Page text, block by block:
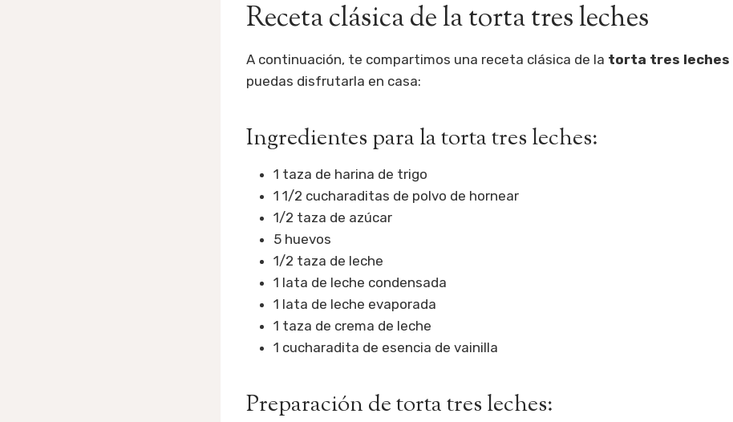
Receta clásica de la torta tres leches
A continuación, te compartimos una receta clásica de la torta tres leches
puedas disfrutarla en casa:
Ingredientes para la torta tres leches:
1 taza de harina de trigo
1 1/2 cucharaditas de polvo de hornear
1/2 taza de azúcar
5 huevos
1/2 taza de leche
1 lata de leche condensada
1 lata de leche evaporada
1 taza de crema de leche
1 cucharadita de esencia de vainilla
Preparación de torta tres leches: